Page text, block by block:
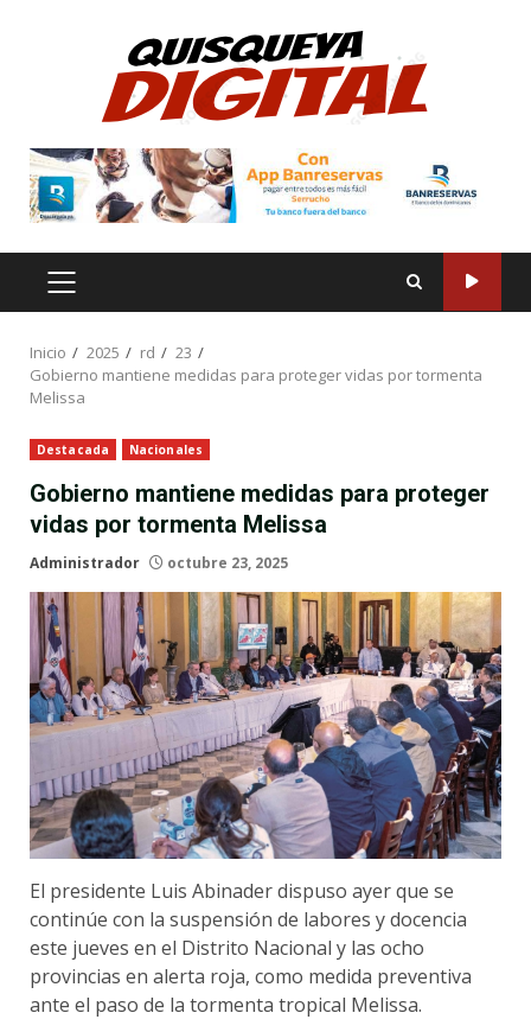
MENÚ
PRINCIPAL
Inicio 2025 rd
23
Gobierno mantiene medidas para proteger vidas por tormenta
Melissa
Destacada Nacionales
Gobierno mantiene medidas para proteger
vidas por tormenta Melissa
Administrador octubre 23, 2025
El presidente Luis Abinader dispuso ayer que se
continúe con la suspensión de labores y docencia
este jueves en el Distrito Nacional y las ocho
provincias en alerta roja, como medida preventiva
ante el paso de la tormenta tropical Melissa.